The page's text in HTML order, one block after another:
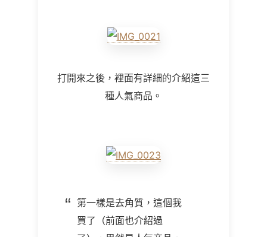
打開來之後，裡面有詳細的介紹這三
種人氣商品。
第一樣是去角質，這個我
買了（前面也介紹過